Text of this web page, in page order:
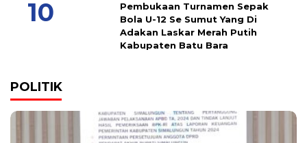
Pembukaan Turnamen Sepak
Bola U-12 Se Sumut Yang Di
Adakan Laskar Merah Putih
Kabupaten Batu Bara
POLITIK